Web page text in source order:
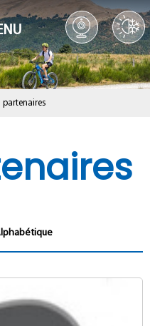
partenaires